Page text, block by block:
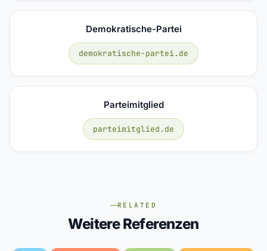
Demokratische-Partei
demokratische-partei.de
Parteimitglied
parteimitglied.de
RELATED
Weitere Referenzen